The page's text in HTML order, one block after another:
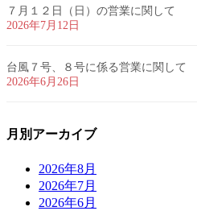
７月１２日（日）の営業に関して
2026年7月12日
台風７号、８号に係る営業に関して
2026年6月26日
月別アーカイブ
2026年8月
2026年7月
2026年6月